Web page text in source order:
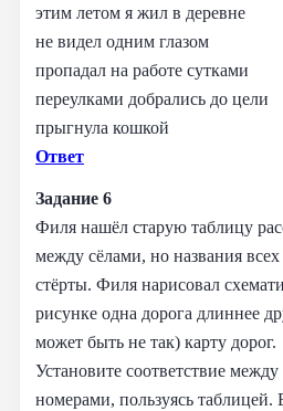
этим летом я жил в деревне
не видел одним глазом
пропадал на работе сутками
переулками добрались до цели
прыгнула кошкой
Ответ
Задание 6
Филя нашёл старую таблицу
между сёлами, но названия
стёрты. Филя нарисовал
рисунке одна дорога длиннее
может быть не так) карту дорог.
Установите соответствие
номерами, пользуясь таблицей.